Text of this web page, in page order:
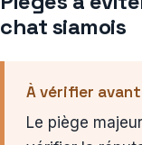
chat siamois
À vérifier
Le piège